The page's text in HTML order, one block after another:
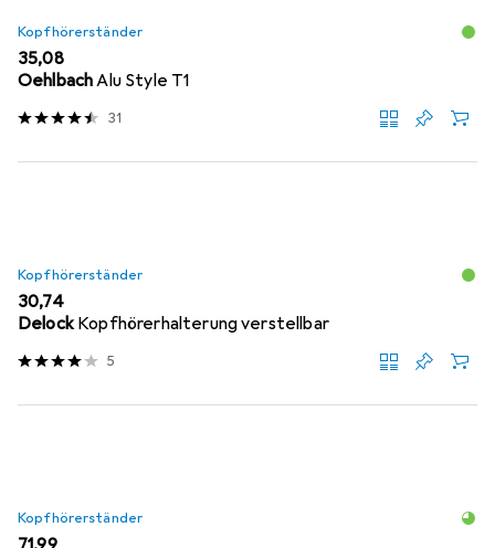
Kopfhörerständer
EUR
35,08
OehlbachAlu Style T1
31
Kopfhörerständer
EUR
30,74
Delock Kopfhörerhalterung verstellbar
5
Kopfhörerständer